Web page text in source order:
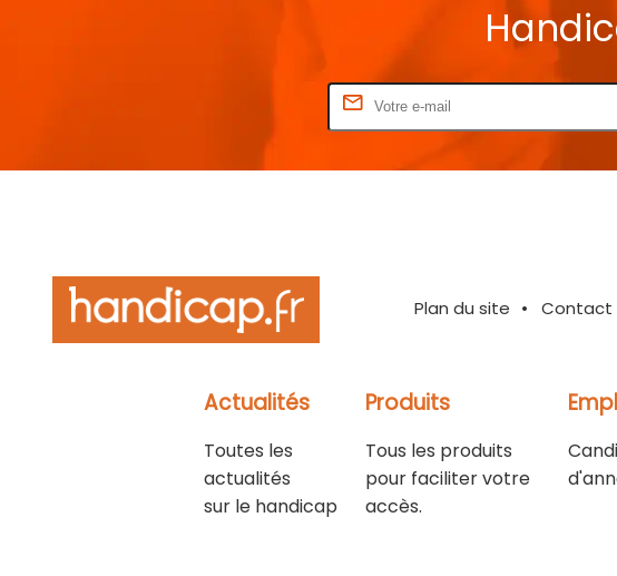
Plan du site Contact
Actualités
Toutes les
actualités
sur le handicap
Produits
Tous les produits
pour faciliter votre
accès.